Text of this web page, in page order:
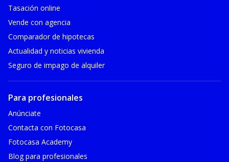
Tasación online
Vende con agencia
Comparador de hipotecas
Actualidad y noticias vivienda
Seguro de impago de alquiler
Para profesionales
Anúnciate
Contacta con Fotocasa
Fotocasa Academy
Blog para profesionales